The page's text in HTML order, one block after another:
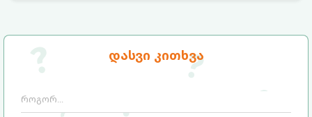
დასვი კითხვა
ინგრედიენტი დაგჭირდებათ, რომლებიც